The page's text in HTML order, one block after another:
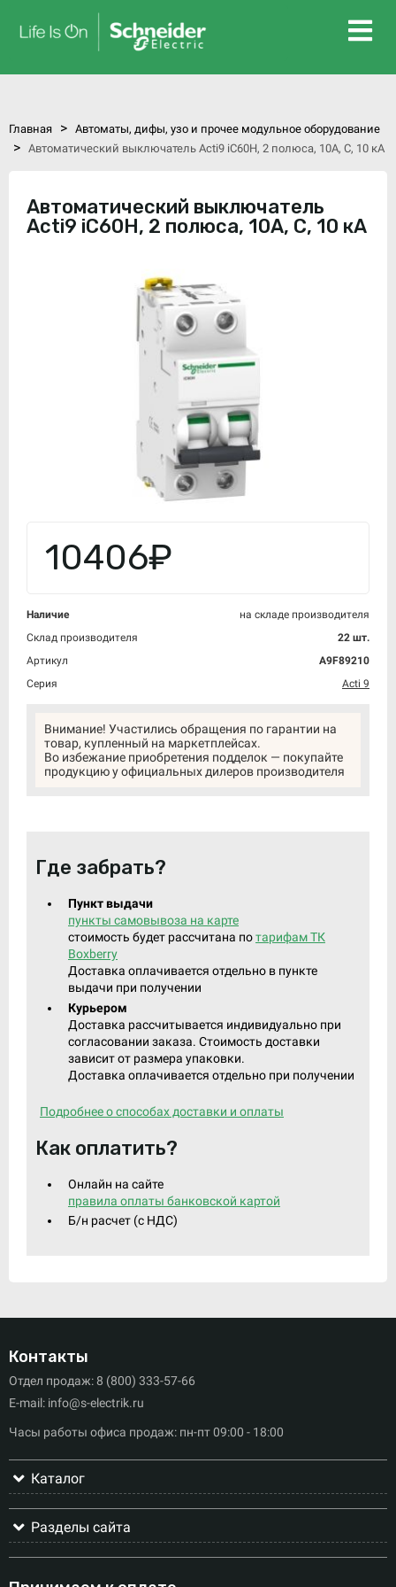
Главная > Автоматы, дифы, узо и прочее модульное оборудование
> Автоматический выключатель Acti9 iC60H, 2 полюса, 10А, C, 10 кА
Автоматический выключатель
Acti9 iC60H, 2 полюса, 10А, C, 10 кА
10406₽
Наличие
на складе производителя
Склад производителя
22 шт.
Артикул
A9F89210
Серия
Acti 9
Внимание! Участились обращения по гарантии на
товар, купленный на маркетплейсах.
Во избежание приобретения подделок — покупайте
продукцию у официальных дилеров производителя
Где забрать?
Пункт выдачи
пункты самовывоза на карте
стоимость будет рассчитана потарифам ТК
Boxberry
Доставка оплачивается отдельно в пункте
выдачи при получении
Курьером
Доставка рассчитывается индивидуально при
согласовании заказа. Стоимость доставки
зависит от размера упаковки.
Доставка оплачивается отдельно при получении
Подробнее о способах доставки и оплаты
Как оплатить?
Онлайн на сайте
правила оплаты банковской картой
Б/н расчет (c НДС)
Контакты
Отдел продаж: 8 (800) 333-57-66
E-mail: info@s-electrik.ru
Часы работы офиса продаж: пн-пт 09:00 - 18:00
Каталог
Разделы сайта